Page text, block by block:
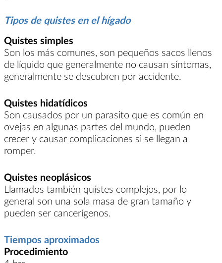
Tipos de quistes en el hígado
Quistes simples
Son los más comunes, son pequeños sacos llenos
de líquido que generalmente no causan síntomas,
generalmente se descubren por accidente.
Quistes hidatídicos
Son causados por un parasito que es común en
ovejas en algunas partes del mundo, pueden
crecer y causar complicaciones si se llegan a
romper.
Quistes neoplásicos
Llamados también quistes complejos, por lo
general son una sola masa de gran tamaño y
pueden ser cancerígenos.
Tiempos aproximados
Procedimiento